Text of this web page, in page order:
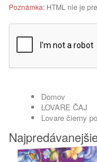
Poznámka: HTML nie je
Domov
LOVARE ČAJ
Lovare čierny